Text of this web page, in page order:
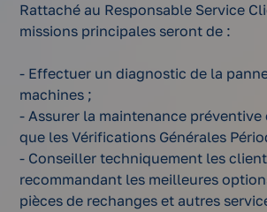
Rattaché au Responsable Service
missions principales seront de :
- Effectuer un diagnostic de la
machines ;
- Assurer la maintenance préventive
que les Vérifications Générales
- Conseiller techniquement les
recommandant les meilleures
pièces de rechanges et autres